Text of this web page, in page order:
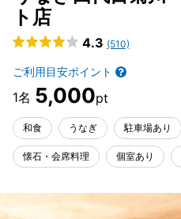
ト店
4.3 (510)
ご利用目安ポイント
5,000
和食 うなぎ 駐車場あり
懐石・会席料理 個室あり